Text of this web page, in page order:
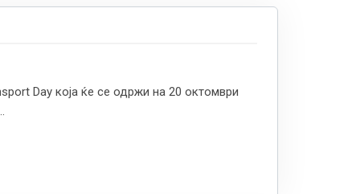
Day која ќе се одржи на 20 октомври